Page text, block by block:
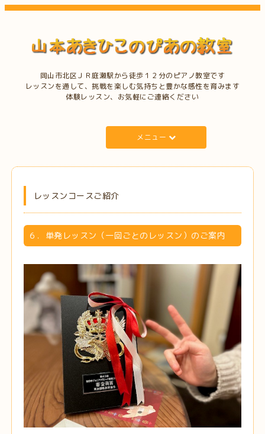
岡山市北区ＪＲ庭瀬駅から徒歩１２分のピアノ教室です
レッスンを通して、挑戦を楽しむ気持ちと豊かな感性を育みます
体験レッスン、お気軽にご連絡ください
メニュー
レッスンコースご紹介
６．単発レッスン（一回ごとのレッスン）のご案内